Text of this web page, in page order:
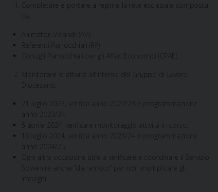
Completare e portare a regime la rete ecclesiale composta
da:
Animatori Vicariali (AV);
Referenti Parrocchiali (RP)
Consigli Parrocchiali per gli Affari Economici (CPAE).
Monitorare le attività all’interno del Gruppo di Lavoro
Diocesano:
21 luglio 2023, verifica anno 2022/23 e programmazione
anno 2023/24;
5 aprile 2024, verifica e monitoraggio attività in corso;
19 luglio 2024, verifica anno 2023/24 e programmazione
anno 2024/25;
Ogni altra occasione utile a verificare e coordinare il Servizio
Sovvenire anche “da remoto” per non moltiplicare gli
impegni.